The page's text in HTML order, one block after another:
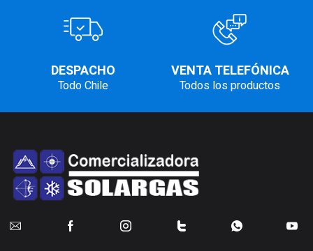
DESPACHO
Todo Chile
VENTA TELEFÓNICA
Todos los productos